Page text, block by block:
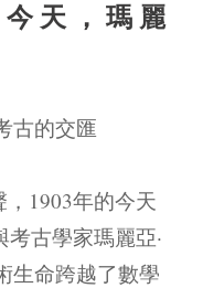
天，瑪麗
古的交匯
1903年的今天
考古學家瑪麗亞·
生命跨越了數學